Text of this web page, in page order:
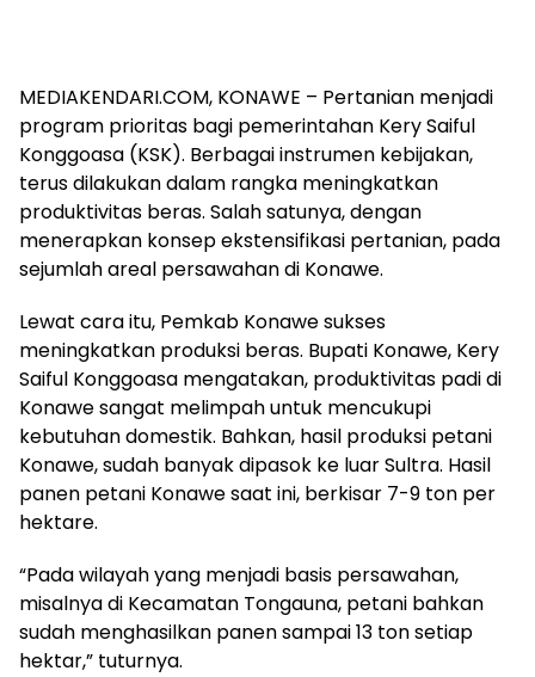
MEDIAKENDARI.COM, KONAWE – Pertanian menjadi
program prioritas bagi pemerintahan Kery Saiful
Konggoasa (KSK). Berbagai instrumen kebijakan,
terus dilakukan dalam rangka meningkatkan
produktivitas beras. Salah satunya, dengan
menerapkan konsep ekstensifikasi pertanian, pada
sejumlah areal persawahan di Konawe.
Lewat cara itu, Pemkab Konawe sukses
meningkatkan produksi beras. Bupati Konawe, Kery
Saiful Konggoasa mengatakan, produktivitas padi di
Konawe sangat melimpah untuk mencukupi
kebutuhan domestik. Bahkan, hasil produksi petani
Konawe, sudah banyak dipasok ke luar Sultra. Hasil
panen petani Konawe saat ini, berkisar 7-9 ton per
hektare.
“Pada wilayah yang menjadi basis persawahan,
misalnya di Kecamatan Tongauna, petani bahkan
sudah menghasilkan panen sampai 13 ton setiap
hektar,” tuturnya.